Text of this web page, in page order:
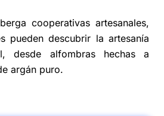
cooperativas artesanales,
pueden descubrir la artesanía
desde alfombras hechas a
argán puro.